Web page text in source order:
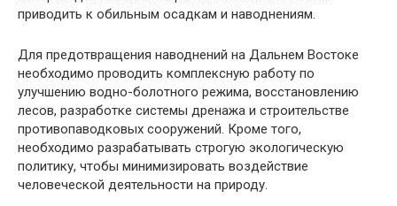
приводить к обильным осадкам и наводнениям.
Для предотвращения наводнений на Дальнем Востоке
необходимо проводить комплексную работу по
улучшению водно-болотного режима, восстановлению
лесов, разработке системы дренажа и строительстве
противопаводковых сооружений. Кроме того,
необходимо разрабатывать строгую экологическую
политику, чтобы минимизировать воздействие
человеческой деятельности на природу.